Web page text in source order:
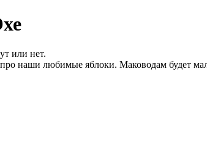
или нет.
наши любимые яблоки. Маководам будет